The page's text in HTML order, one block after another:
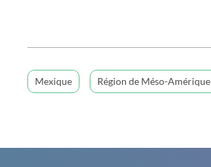
Mexique Région de Méso-Amérique